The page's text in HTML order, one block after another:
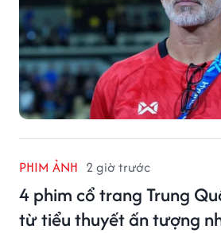
PHIM ẢNH 2 giờ trước
4 phim cổ trang Trung
từ tiểu thuyết ấn tượng